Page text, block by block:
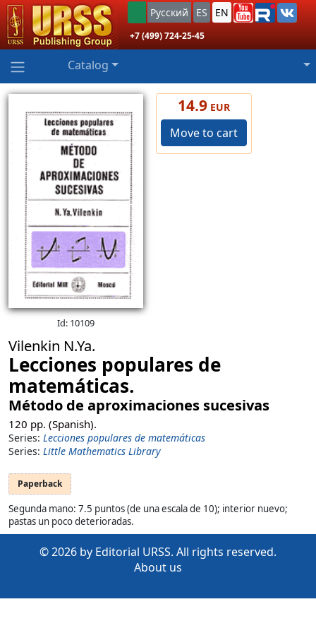
Русский ES EN
+7 (499) 724-25-45
Catalog
Id: 10109
14.9EUR
Move to cart
Vilenkin N.Ya.
Lecciones populares de
matemáticas.
Método de aproximaciones sucesivas
120 pp. (Spanish).
Series: Lecciones populares de matemáticas
Series: Little Mathematics Library
Paperback
Segunda mano: 7.5 puntos (de una escala de 10); interior nuevo;
pastas un poco deterioradas.
© 2026 by Editorial URSS. All rights reserved.
About us